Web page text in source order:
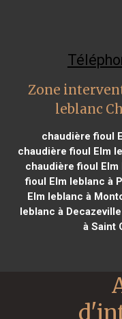
Zone
leblanc
chaudière fioul
chaudière fioul Elm
chaudière fioul Elm
fioul Elm leblanc à
Elm leblanc à
leblanc à Decazeville
à Saint